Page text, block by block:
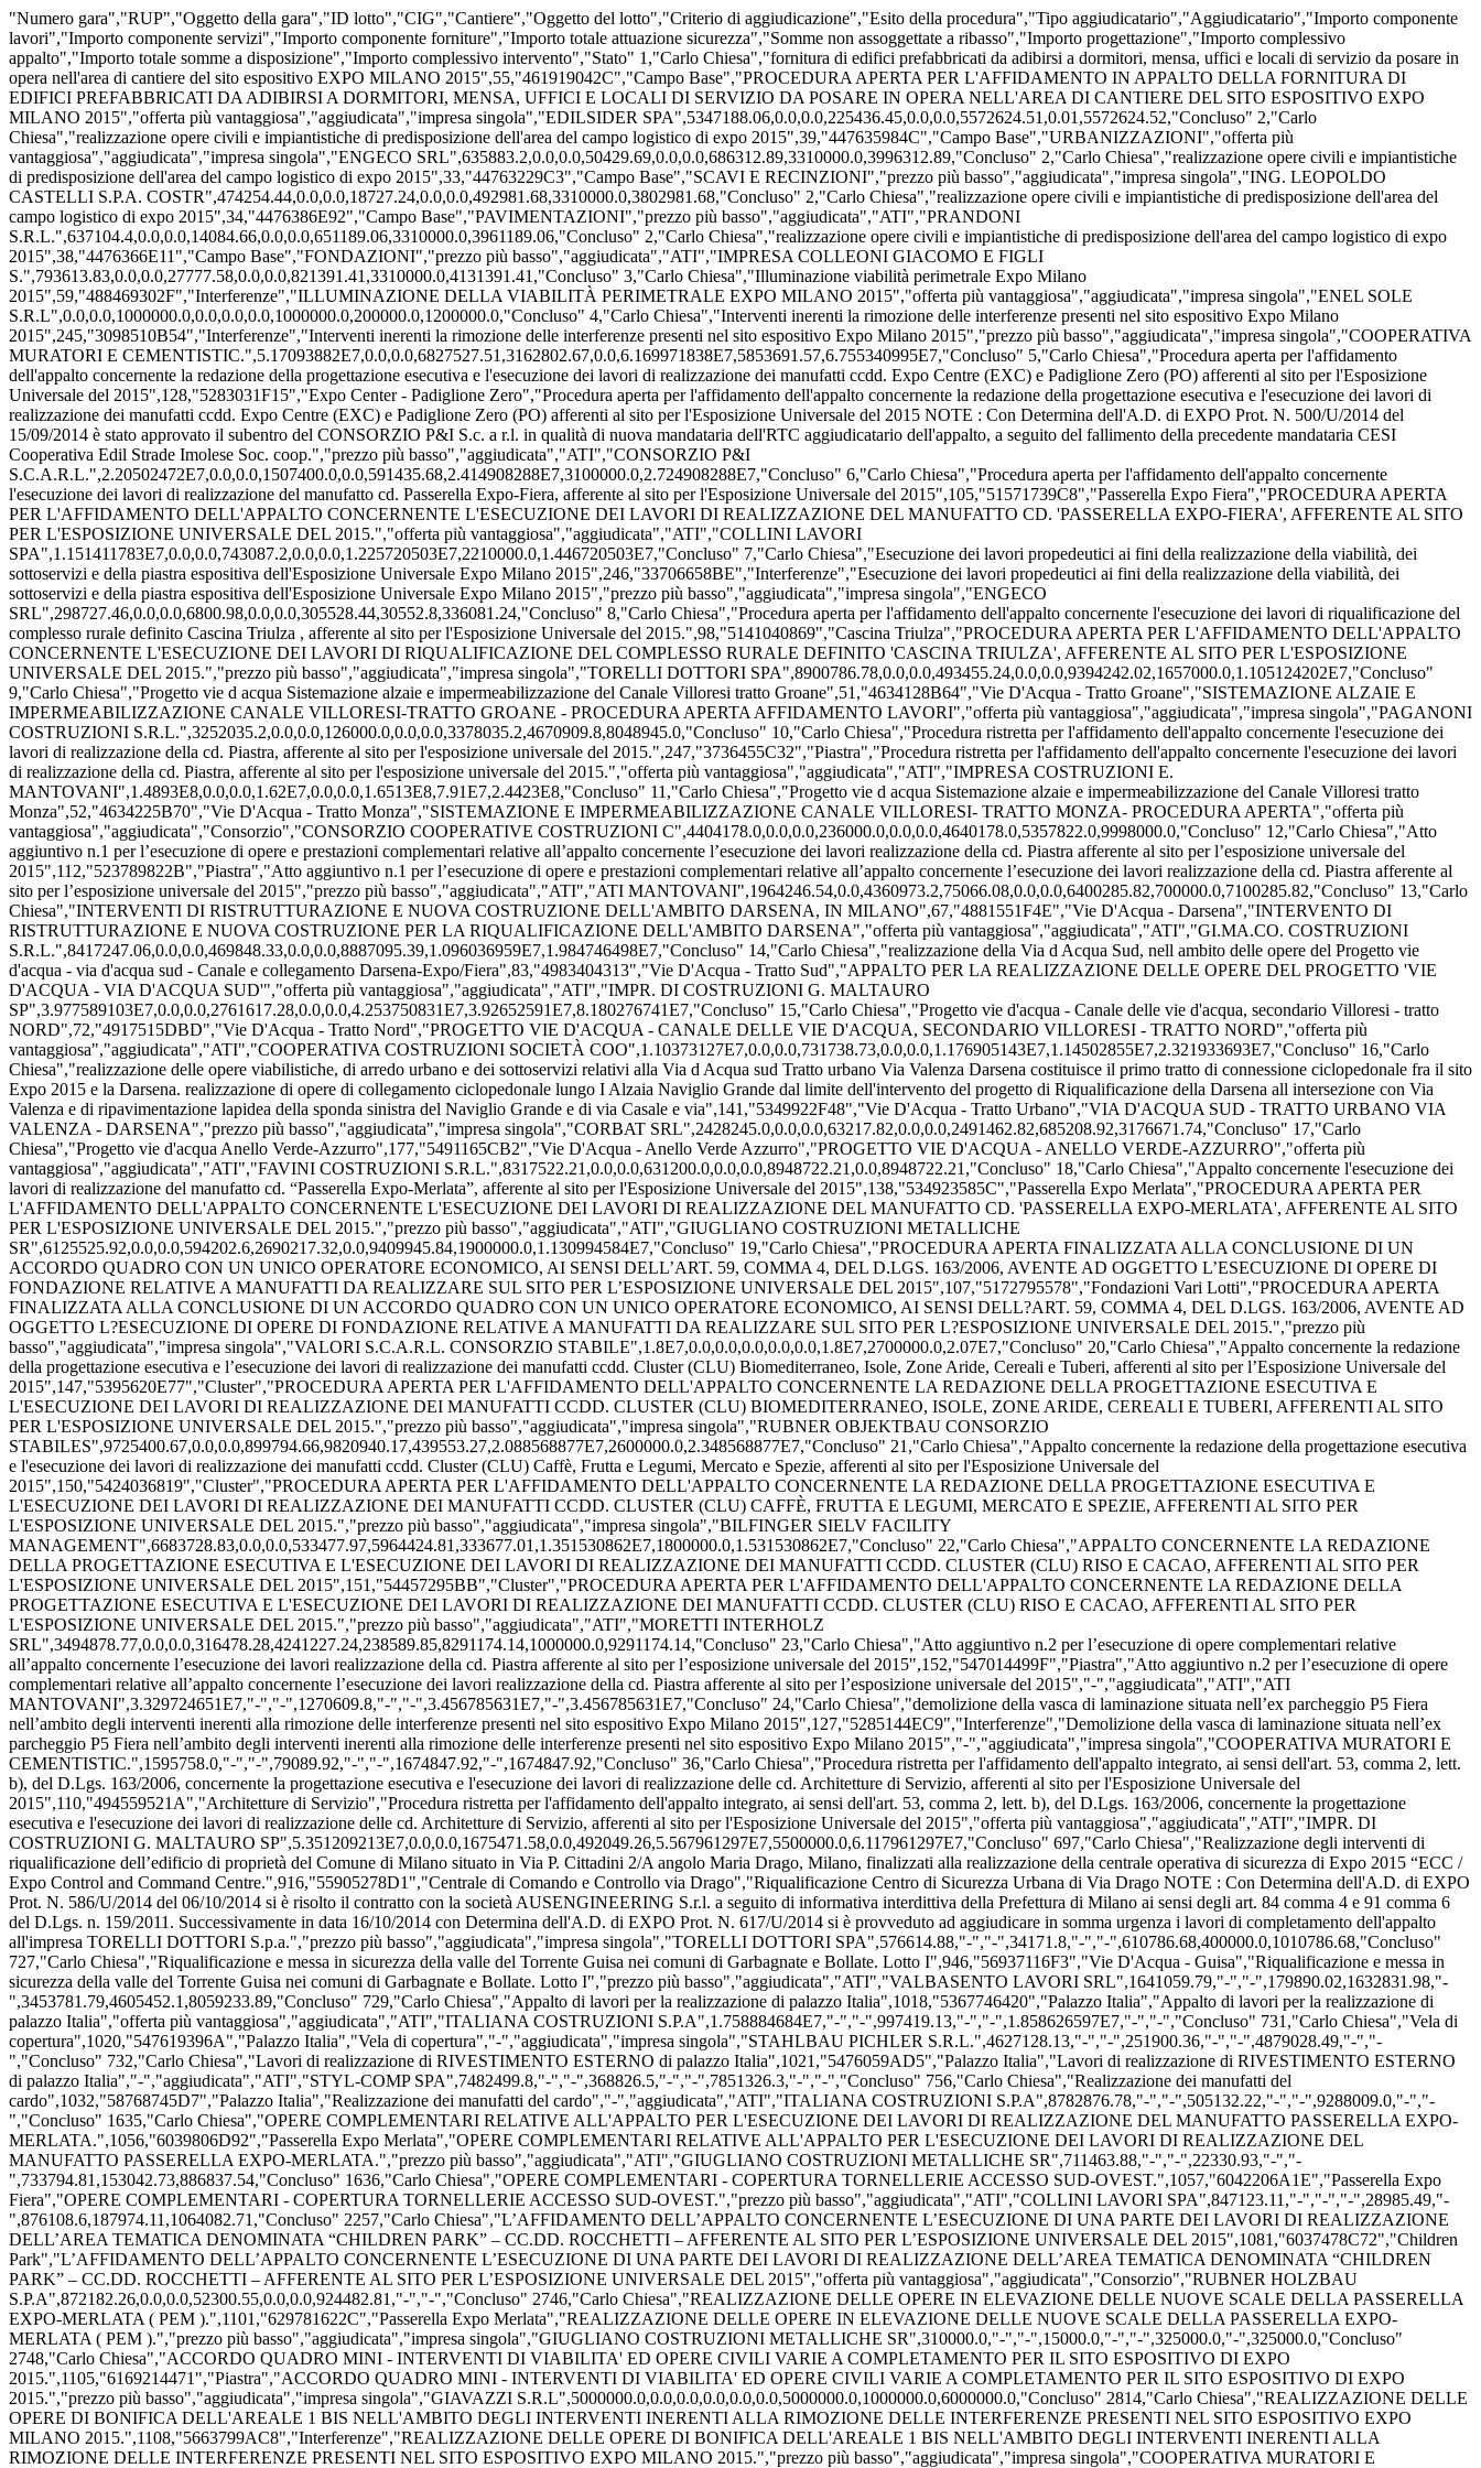
"Numero gara","RUP","Oggetto della gara","ID lotto","CIG","Cantiere","Oggetto del lotto","Criterio di aggiudicazione","Esito della procedura","Tipo aggiudicatario","Aggiudicatario","Importo componente lavori","Importo componente servizi","Importo componente forniture","Importo totale attuazione sicurezza","Somme non assoggettate a ribasso","Importo progettazione","Importo complessivo appalto","Importo totale somme a disposizione","Importo complessivo intervento","Stato" 1,"Carlo Chiesa","fornitura di edifici prefabbricati da adibirsi a dormitori, mensa, uffici e locali di servizio da posare in opera nell'area di cantiere del sito espositivo EXPO MILANO 2015",55,"461919042C","Campo Base","PROCEDURA APERTA PER L'AFFIDAMENTO IN APPALTO DELLA FORNITURA DI EDIFICI PREFABBRICATI DA ADIBIRSI A DORMITORI, MENSA, UFFICI E LOCALI DI SERVIZIO DA POSARE IN OPERA NELL'AREA DI CANTIERE DEL SITO ESPOSITIVO EXPO MILANO 2015","offerta più vantaggiosa","aggiudicata","impresa singola","EDILSIDER SPA",5347188.06,0.0,0.0,225436.45,0.0,0.0,5572624.51,0.01,5572624.52,"Concluso" 2,"Carlo Chiesa","realizzazione opere civili e impiantistiche di predisposizione dell'area del campo logistico di expo 2015",39,"447635984C","Campo Base","URBANIZZAZIONI","offerta più vantaggiosa","aggiudicata","impresa singola","ENGECO SRL",635883.2,0.0,0.0,50429.69,0.0,0.0,686312.89,3310000.0,3996312.89,"Concluso" 2,"Carlo Chiesa","realizzazione opere civili e impiantistiche di predisposizione dell'area del campo logistico di expo 2015",33,"44763229C3","Campo Base","SCAVI E RECINZIONI","prezzo più basso","aggiudicata","impresa singola","ING. LEOPOLDO CASTELLI S.P.A. COSTR",474254.44,0.0,0.0,18727.24,0.0,0.0,492981.68,3310000.0,3802981.68,"Concluso" 2,"Carlo Chiesa","realizzazione opere civili e impiantistiche di predisposizione dell'area del campo logistico di expo 2015",34,"4476386E92","Campo Base","PAVIMENTAZIONI","prezzo più basso","aggiudicata","ATI","PRANDONI S.R.L.",637104.4,0.0,0.0,14084.66,0.0,0.0,651189.06,3310000.0,3961189.06,"Concluso" 2,"Carlo Chiesa","realizzazione opere civili e impiantistiche di predisposizione dell'area del campo logistico di expo 2015",38,"4476366E11","Campo Base","FONDAZIONI","prezzo più basso","aggiudicata","ATI","IMPRESA COLLEONI GIACOMO E FIGLI S.",793613.83,0.0,0.0,27777.58,0.0,0.0,821391.41,3310000.0,4131391.41,"Concluso" 3,"Carlo Chiesa","Illuminazione viabilità perimetrale Expo Milano 2015",59,"488469302F","Interferenze","ILLUMINAZIONE DELLA VIABILITÀ PERIMETRALE EXPO MILANO 2015","offerta più vantaggiosa","aggiudicata","impresa singola","ENEL SOLE S.R.L",0.0,0.0,1000000.0,0.0,0.0,0.0,1000000.0,200000.0,1200000.0,"Concluso" 4,"Carlo Chiesa","Interventi inerenti la rimozione delle interferenze presenti nel sito espositivo Expo Milano 2015",245,"3098510B54","Interferenze","Interventi inerenti la rimozione delle interferenze presenti nel sito espositivo Expo Milano 2015","prezzo più basso","aggiudicata","impresa singola","COOPERATIVA MURATORI E CEMENTISTIC.",5.17093882E7,0.0,0.0,6827527.51,3162802.67,0.0,6.169971838E7,5853691.57,6.755340995E7,"Concluso" 5,"Carlo Chiesa","Procedura aperta per l'affidamento dell'appalto concernente la redazione della progettazione esecutiva e l'esecuzione dei lavori di realizzazione dei manufatti ccdd. Expo Centre (EXC) e Padiglione Zero (PO) afferenti al sito per l'Esposizione Universale del 2015",128,"5283031F15","Expo Center - Padiglione Zero","Procedura aperta per l'affidamento dell'appalto concernente la redazione della progettazione esecutiva e l'esecuzione dei lavori di realizzazione dei manufatti ccdd. Expo Centre (EXC) e Padiglione Zero (PO) afferenti al sito per l'Esposizione Universale del 2015 NOTE : Con Determina dell'A.D. di EXPO Prot. N. 500/U/2014 del 15/09/2014 è stato approvato il subentro del CONSORZIO P&I S.c. a r.l. in qualità di nuova mandataria dell'RTC aggiudicatario dell'appalto, a seguito del fallimento della precedente mandataria CESI Cooperativa Edil Strade Imolese Soc. coop.","prezzo più basso","aggiudicata","ATI","CONSORZIO P&I S.C.A.R.L.",2.20502472E7,0.0,0.0,1507400.0,0.0,591435.68,2.414908288E7,3100000.0,2.724908288E7,"Concluso" 6,"Carlo Chiesa","Procedura aperta per l'affidamento dell'appalto concernente l'esecuzione dei lavori di realizzazione del manufatto cd. Passerella Expo-Fiera, afferente al sito per l'Esposizione Universale del 2015",105,"51571739C8","Passerella Expo Fiera","PROCEDURA APERTA PER L'AFFIDAMENTO DELL'APPALTO CONCERNENTE L'ESECUZIONE DEI LAVORI DI REALIZZAZIONE DEL MANUFATTO CD. 'PASSERELLA EXPO-FIERA', AFFERENTE AL SITO PER L'ESPOSIZIONE UNIVERSALE DEL 2015.","offerta più vantaggiosa","aggiudicata","ATI","COLLINI LAVORI SPA",1.151411783E7,0.0,0.0,743087.2,0.0,0.0,1.225720503E7,2210000.0,1.446720503E7,"Concluso" 7,"Carlo Chiesa","Esecuzione dei lavori propedeutici ai fini della realizzazione della viabilità, dei sottoservizi e della piastra espositiva dell'Esposizione Universale Expo Milano 2015",246,"33706658BE","Interferenze","Esecuzione dei lavori propedeutici ai fini della realizzazione della viabilità, dei sottoservizi e della piastra espositiva dell'Esposizione Universale Expo Milano 2015","prezzo più basso","aggiudicata","impresa singola","ENGECO SRL",298727.46,0.0,0.0,6800.98,0.0,0.0,305528.44,30552.8,336081.24,"Concluso" 8,"Carlo Chiesa","Procedura aperta per l'affidamento dell'appalto concernente l'esecuzione dei lavori di riqualificazione del complesso rurale definito Cascina Triulza , afferente al sito per l'Esposizione Universale del 2015.",98,"5141040869","Cascina Triulza","PROCEDURA APERTA PER L'AFFIDAMENTO DELL'APPALTO CONCERNENTE L'ESECUZIONE DEI LAVORI DI RIQUALIFICAZIONE DEL COMPLESSO RURALE DEFINITO 'CASCINA TRIULZA', AFFERENTE AL SITO PER L'ESPOSIZIONE UNIVERSALE DEL 2015.","prezzo più basso","aggiudicata","impresa singola","TORELLI DOTTORI SPA",8900786.78,0.0,0.0,493455.24,0.0,0.0,9394242.02,1657000.0,1.105124202E7,"Concluso" 9,"Carlo Chiesa","Progetto vie d acqua Sistemazione alzaie e impermeabilizzazione del Canale Villoresi tratto Groane",51,"4634128B64","Vie D'Acqua - Tratto Groane","SISTEMAZIONE ALZAIE E IMPERMEABILIZZAZIONE CANALE VILLORESI-TRATTO GROANE - PROCEDURA APERTA AFFIDAMENTO LAVORI","offerta più vantaggiosa","aggiudicata","impresa singola","PAGANONI COSTRUZIONI S.R.L.",3252035.2,0.0,0.0,126000.0,0.0,0.0,3378035.2,4670909.8,8048945.0,"Concluso" 10,"Carlo Chiesa","Procedura ristretta per l'affidamento dell'appalto concernente l'esecuzione dei lavori di realizzazione della cd. Piastra, afferente al sito per l'esposizione universale del 2015.",247,"3736455C32","Piastra","Procedura ristretta per l'affidamento dell'appalto concernente l'esecuzione dei lavori di realizzazione della cd. Piastra, afferente al sito per l'esposizione universale del 2015.","offerta più vantaggiosa","aggiudicata","ATI","IMPRESA COSTRUZIONI E. MANTOVANI",1.4893E8,0.0,0.0,1.62E7,0.0,0.0,1.6513E8,7.91E7,2.4423E8,"Concluso" 11,"Carlo Chiesa","Progetto vie d acqua Sistemazione alzaie e impermeabilizzazione del Canale Villoresi tratto Monza",52,"4634225B70","Vie D'Acqua - Tratto Monza","SISTEMAZIONE E IMPERMEABILIZZAZIONE CANALE VILLORESI- TRATTO MONZA- PROCEDURA APERTA","offerta più vantaggiosa","aggiudicata","Consorzio","CONSORZIO COOPERATIVE COSTRUZIONI C",4404178.0,0.0,0.0,236000.0,0.0,0.0,4640178.0,5357822.0,9998000.0,"Concluso" 12,"Carlo Chiesa","Atto aggiuntivo n.1 per l’esecuzione di opere e prestazioni complementari relative all’appalto concernente l’esecuzione dei lavori realizzazione della cd. Piastra afferente al sito per l’esposizione universale del 2015",112,"523789822B","Piastra","Atto aggiuntivo n.1 per l’esecuzione di opere e prestazioni complementari relative all’appalto concernente l’esecuzione dei lavori realizzazione della cd. Piastra afferente al sito per l’esposizione universale del 2015","prezzo più basso","aggiudicata","ATI","ATI MANTOVANI",1964246.54,0.0,4360973.2,75066.08,0.0,0.0,6400285.82,700000.0,7100285.82,"Concluso" 13,"Carlo Chiesa","INTERVENTI DI RISTRUTTURAZIONE E NUOVA COSTRUZIONE DELL'AMBITO DARSENA, IN MILANO",67,"4881551F4E","Vie D'Acqua - Darsena","INTERVENTO DI RISTRUTTURAZIONE E NUOVA COSTRUZIONE PER LA RIQUALIFICAZIONE DELL'AMBITO DARSENA","offerta più vantaggiosa","aggiudicata","ATI","GI.MA.CO. COSTRUZIONI S.R.L.",8417247.06,0.0,0.0,469848.33,0.0,0.0,8887095.39,1.096036959E7,1.984746498E7,"Concluso" 14,"Carlo Chiesa","realizzazione della Via d Acqua Sud, nell ambito delle opere del Progetto vie d'acqua - via d'acqua sud - Canale e collegamento Darsena-Expo/Fiera",83,"4983404313","Vie D'Acqua - Tratto Sud","APPALTO PER LA REALIZZAZIONE DELLE OPERE DEL PROGETTO 'VIE D'ACQUA - VIA D'ACQUA SUD'","offerta più vantaggiosa","aggiudicata","ATI","IMPR. DI COSTRUZIONI G. MALTAURO SP",3.977589103E7,0.0,0.0,2761617.28,0.0,0.0,4.253750831E7,3.92652591E7,8.180276741E7,"Concluso" 15,"Carlo Chiesa","Progetto vie d'acqua - Canale delle vie d'acqua, secondario Villoresi - tratto NORD",72,"4917515DBD","Vie D'Acqua - Tratto Nord","PROGETTO VIE D'ACQUA - CANALE DELLE VIE D'ACQUA, SECONDARIO VILLORESI - TRATTO NORD","offerta più vantaggiosa","aggiudicata","ATI","COOPERATIVA COSTRUZIONI SOCIETÀ COO",1.10373127E7,0.0,0.0,731738.73,0.0,0.0,1.176905143E7,1.14502855E7,2.321933693E7,"Concluso" 16,"Carlo Chiesa","realizzazione delle opere viabilistiche, di arredo urbano e dei sottoservizi relativi alla Via d Acqua sud Tratto urbano Via Valenza Darsena costituisce il primo tratto di connessione ciclopedonale fra il sito Expo 2015 e la Darsena. realizzazione di opere di collegamento ciclopedonale lungo I Alzaia Naviglio Grande dal limite dell'intervento del progetto di Riqualificazione della Darsena all intersezione con Via Valenza e di ripavimentazione lapidea della sponda sinistra del Naviglio Grande e di via Casale e via",141,"5349922F48","Vie D'Acqua - Tratto Urbano","VIA D'ACQUA SUD - TRATTO URBANO VIA VALENZA - DARSENA","prezzo più basso","aggiudicata","impresa singola","CORBAT SRL",2428245.0,0.0,0.0,63217.82,0.0